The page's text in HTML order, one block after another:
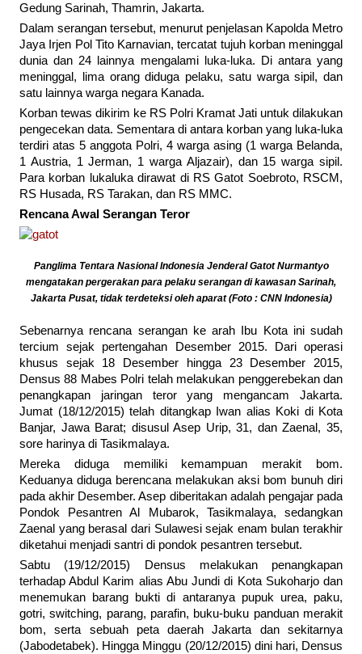
Gedung Sarinah, Thamrin, Jakarta.
Dalam serangan tersebut, menurut penjelasan Kapolda Metro
Jaya Irjen Pol Tito Karnavian, tercatat tujuh korban meninggal
dunia dan 24 lainnya mengalami luka-luka. Di antara yang
meninggal, lima orang diduga pelaku, satu warga sipil, dan
satu lainnya warga negara Kanada.
Korban tewas dikirim ke RS Polri Kramat Jati untuk dilakukan
pengecekan data. Sementara di antara korban yang luka-luka
terdiri atas 5 anggota Polri, 4 warga asing (1 warga Belanda,
1 Austria, 1 Jerman, 1 warga Aljazair), dan 15 warga sipil.
Para korban lukaluka dirawat di RS Gatot Soebroto, RSCM,
RS Husada, RS Tarakan, dan RS MMC.
Rencana Awal Serangan Teror
Panglima Tentara Nasional Indonesia Jenderal Gatot Nurmantyo
mengatakan pergerakan para pelaku serangan di kawasan Sarinah,
Jakarta Pusat, tidak terdeteksi oleh aparat (Foto : CNN Indonesia)
Sebenarnya rencana serangan ke arah Ibu Kota ini sudah
tercium sejak pertengahan Desember 2015. Dari operasi
khusus sejak 18 Desember hingga 23 Desember 2015,
Densus 88 Mabes Polri telah melakukan penggerebekan dan
penangkapan jaringan teror yang mengancam Jakarta.
Jumat (18/12/2015) telah ditangkap Iwan alias Koki di Kota
Banjar, Jawa Barat; disusul Asep Urip, 31, dan Zaenal, 35,
sore harinya di Tasikmalaya.
Mereka diduga memiliki kemampuan merakit bom.
Keduanya diduga berencana melakukan aksi bom bunuh diri
pada akhir Desember. Asep diberitakan adalah pengajar pada
Pondok Pesantren Al Mubarok, Tasikmalaya, sedangkan
Zaenal yang berasal dari Sulawesi sejak enam bulan terakhir
diketahui menjadi santri di pondok pesantren tersebut.
Sabtu (19/12/2015) Densus melakukan penangkapan
terhadap Abdul Karim alias Abu Jundi di Kota Sukoharjo dan
menemukan barang bukti di antaranya pupuk urea, paku,
gotri, switching, parang, parafin, buku-buku panduan merakit
bom, serta sebuah peta daerah Jakarta dan sekitarnya
(Jabodetabek). Hingga Minggu (20/12/2015) dini hari, Densus